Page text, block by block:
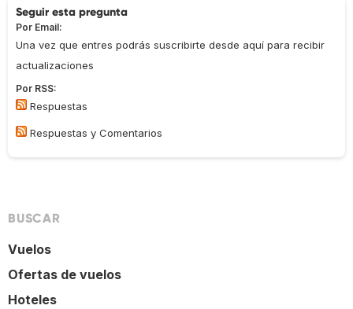
Seguir esta pregunta
Por Email:
Una vez que entres podrás suscribirte desde aquí para recibir
actualizaciones
Por RSS:
Respuestas
Respuestas y Comentarios
BUSCAR
Vuelos
Ofertas de vuelos
Hoteles